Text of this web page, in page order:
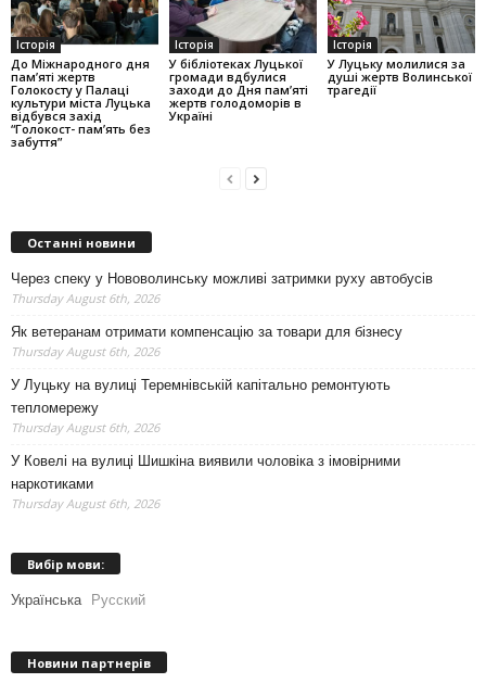
Історія
До Міжнародного дня
пам’яті жертв
Голокосту у Палаці
культури міста Луцька
відбувся захід
“Голокост- пам’ять без
забуття”
Історія
У бібліотеках Луцької
громади вдбулися
заходи до Дня пам’яті
жертв голодоморів в
Україні
Історія
У Луцьку молилися за
душі жертв Волинської
трагедії
Останні новини
Через спеку у Нововолинську можливі затримки руху автобусів
Thursday August 6th, 2026
Як ветеранам отримати компенсацію за товари для бізнесу
Thursday August 6th, 2026
У Луцьку на вулиці Теремнівській капітально ремонтують
тепломережу
Thursday August 6th, 2026
У Ковелі на вулиці Шишкіна виявили чоловіка з імовірними
наркотиками
Thursday August 6th, 2026
Вибір мови:
Українська Русский
Новини партнерів